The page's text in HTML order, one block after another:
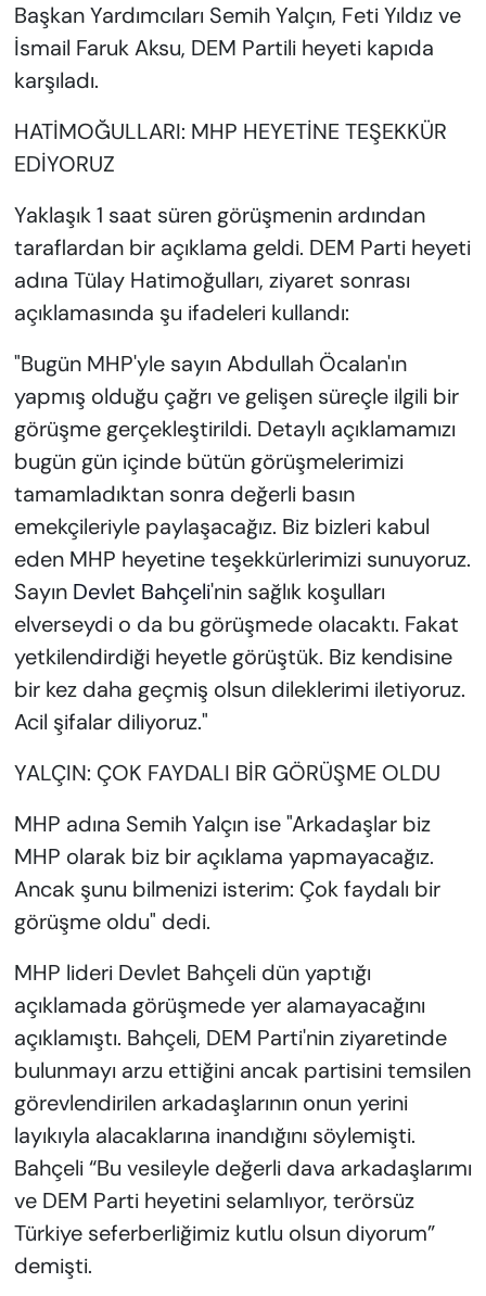
Başkan Yardımcıları Semih Yalçın, Feti Yıldız ve
İsmail Faruk Aksu, DEM Partili heyeti kapıda
karşıladı.
HATİMOĞULLARI: MHP HEYETİNE TEŞEKKÜR
EDİYORUZ
Yaklaşık 1 saat süren görüşmenin ardından
taraflardan bir açıklama geldi. DEM Parti heyeti
adına Tülay Hatimoğulları, ziyaret sonrası
açıklamasında şu ifadeleri kullandı:
"Bugün MHP'yle sayın Abdullah Öcalan'ın
yapmış olduğu çağrı ve gelişen süreçle ilgili bir
görüşme gerçekleştirildi. Detaylı açıklamamızı
bugün gün içinde bütün görüşmelerimizi
tamamladıktan sonra değerli basın
emekçileriyle paylaşacağız. Biz bizleri kabul
eden MHP heyetine teşekkürlerimizi sunuyoruz.
Sayın Devlet Bahçeli'nin sağlık koşulları
elverseydi o da bu görüşmede olacaktı. Fakat
yetkilendirdiği heyetle görüştük. Biz kendisine
bir kez daha geçmiş olsun dileklerimi iletiyoruz.
Acil şifalar diliyoruz."
YALÇIN: ÇOK FAYDALI BİR GÖRÜŞME OLDU
MHP adına Semih Yalçın ise "Arkadaşlar biz
MHP olarak biz bir açıklama yapmayacağız.
Ancak şunu bilmenizi isterim: Çok faydalı bir
görüşme oldu" dedi.
MHP lideri Devlet Bahçeli dün yaptığı
açıklamada görüşmede yer alamayacağını
açıklamıştı. Bahçeli, DEM Parti'nin ziyaretinde
bulunmayı arzu ettiğini ancak partisini temsilen
görevlendirilen arkadaşlarının onun yerini
layıkıyla alacaklarına inandığını söylemişti.
Bahçeli “Bu vesileyle değerli dava arkadaşlarımı
ve DEM Parti heyetini selamlıyor, terörsüz
Türkiye seferberliğimiz kutlu olsun diyorum”
demişti.